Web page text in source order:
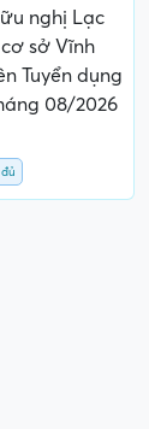
nghị Lạc
sở Vĩnh
Tuyển dụng
08/2026